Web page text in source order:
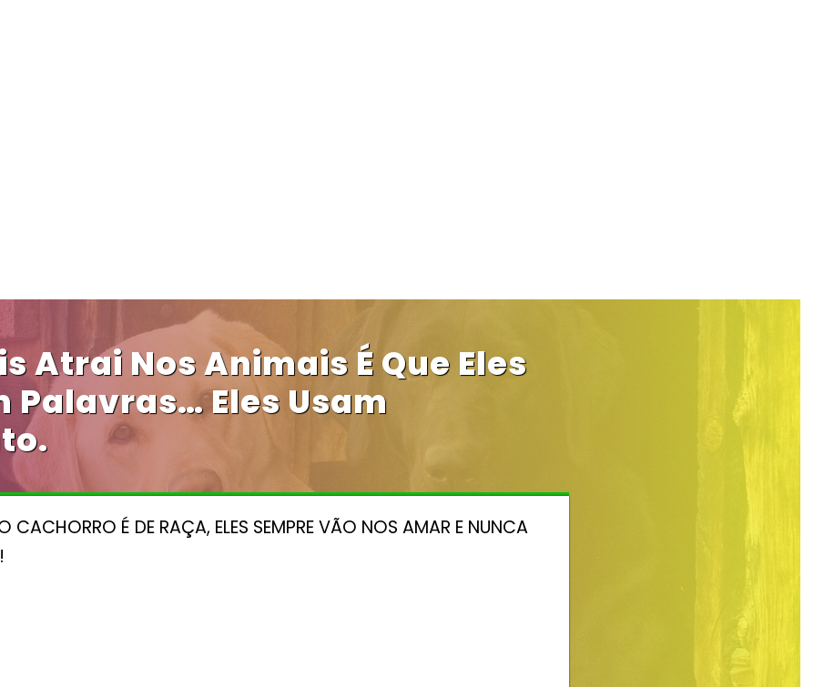
Atrai Nos Animais É Que Eles
Palavras… Eles Usam
CACHORRO É DE RAÇA, ELES SEMPRE VÃO NOS AMAR E NUNCA